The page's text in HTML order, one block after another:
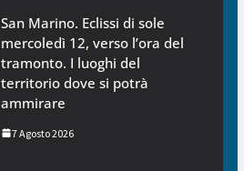
San Marino. Eclissi di sole
mercoledì 12, verso l’ora del
tramonto. I luoghi del
territorio dove si potrà
ammirare
7 Agosto 2026